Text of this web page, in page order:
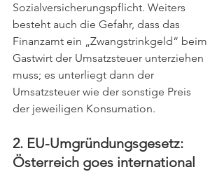
Sozialversicherungspflicht. Weiters
besteht auch die Gefahr, dass das
Finanzamt ein „Zwangstrinkgeld“ beim
Gastwirt der Umsatzsteuer unterziehen
muss; es unterliegt dann der
Umsatzsteuer wie der sonstige Preis
der jeweiligen Konsumation.
2. EU-Umgründungsgesetz:
Österreich goes international